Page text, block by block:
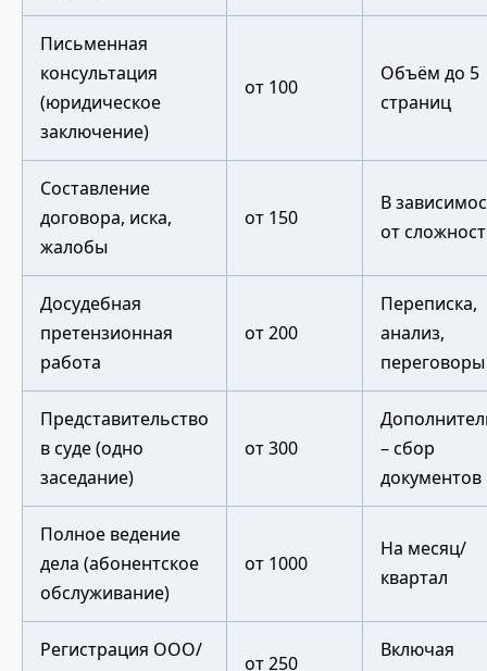
Письменная
консультация
(юридическое
заключение)
от 100
Объём до 5
страниц
Составление
договора, иска,
жалобы
от 150
В
от
Досудебная
претензионная
работа
от 200
Переписка,
анализ,
переговоры
Представительство
в суде (одно
заседание)
от 300
– сбор
документов
Полное ведение
дела (абонентское
обслуживание)
от 1000
На месяц/
квартал
Регистрация ООО/
от 250
Включая